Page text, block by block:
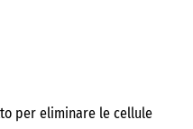
per eliminare le cellule